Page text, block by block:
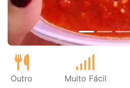
Outro Muito Fácil